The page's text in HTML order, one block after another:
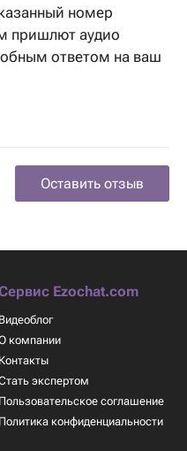
номер
пришлют аудио
ответом на ваш
Оставить отзыв
Ezochat.com
Видеоблог
компании
Контакты
экспертом
Пользовательское соглашение
Политика конфиденциальности